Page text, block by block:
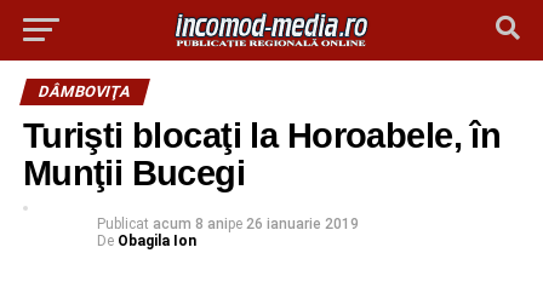
DÂMBOVIŢA
Turişti blocaţi la Horoabele, în
Munţii Bucegi
Publicat acum 8 anipe 26 ianuarie 2019
De Obagila Ion